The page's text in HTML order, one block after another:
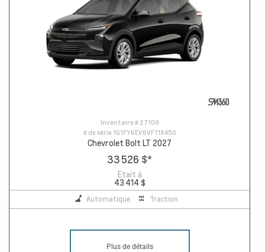
Inventaire # 27109
# de série 1G1FY6EV6VF118450
Chevrolet Bolt LT 2027
33 526 $*
Etait à
43 414 $
Automatique Traction
Plus de détails